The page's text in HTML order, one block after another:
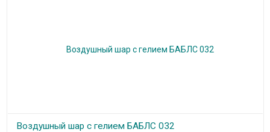
Воздушный шар с гелием БАБЛС 032